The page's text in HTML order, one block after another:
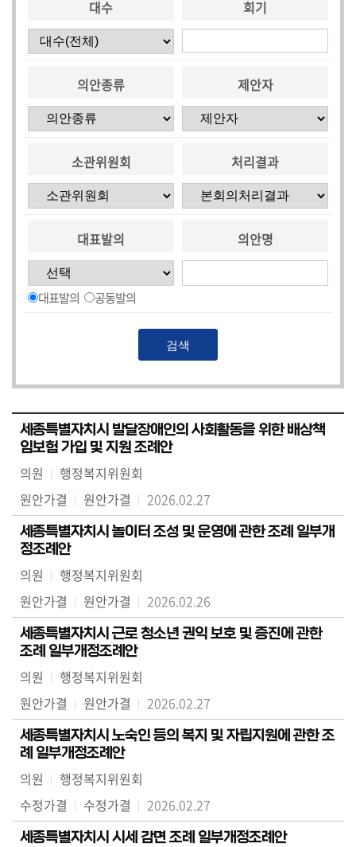
대수 회기
의안종류 제안자
소관위원회 처리결과
대표발의
대표발의 공동발의
의안명
세종특별자치시 발달장애인의 사회활동을 위한 배상책
임보험 가입 및 지원 조례안
의원
행정복지위원회
원안가결
원안가결 2026.02.27
세종특별자치시 놀이터 조성 및 운영에 관한 조례 일부개
정조례안
의원
행정복지위원회
원안가결
원안가결 2026.02.26
세종특별자치시 근로 청소년 권익 보호 및 증진에 관한
조례 일부개정조례안
의원
행정복지위원회
원안가결
원안가결 2026.02.27
세종특별자치시 노숙인 등의 복지 및 자립지원에 관한 조
례 일부개정조례안
의원
행정복지위원회
수정가결
수정가결 2026.02.27
세종특별자치시 시세 감면 조례 일부개정조례안